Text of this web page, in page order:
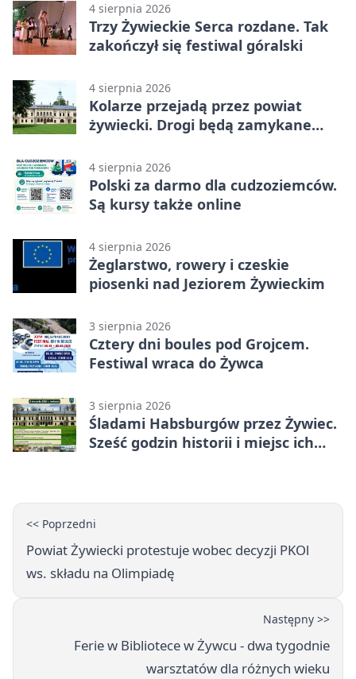
4 sierpnia 2026
Trzy Żywieckie Serca rozdane. Tak
zakończył się festiwal góralski
4 sierpnia 2026
Kolarze przejadą przez powiat
żywiecki. Drogi będą zamykane
4 sierpnia 2026
Polski za darmo dla cudzoziemców.
Są kursy także online
4 sierpnia 2026
Żeglarstwo, rowery i czeskie
piosenki nad Jeziorem Żywieckim
3 sierpnia 2026
Cztery dni boules pod Grojcem.
Festiwal wraca do Żywca
3 sierpnia 2026
Śladami Habsburgów przez Żywiec.
Sześć godzin historii i miejsc ich
<< Poprzedni
Powiat Żywiecki protestuje wobec decyzji PKOl
ws. składu na Olimpiadę
Następny >>
Ferie w Bibliotece w Żywcu - dwa tygodnie
warsztatów dla różnych wieku